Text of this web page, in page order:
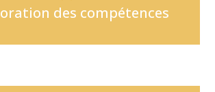
des compétences